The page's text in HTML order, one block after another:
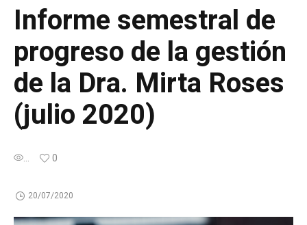
Informe semestral de
progreso de la gestión
de la Dra. Mirta Roses
(julio 2020)
... 0
20/07/2020